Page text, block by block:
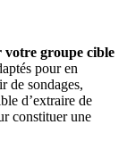
votre groupe cible
pour en
de sondages,
d’extraire de
constituer une